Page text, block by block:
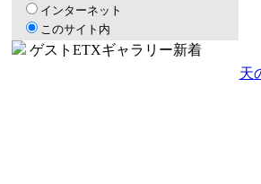
インターネット
このサイト内
ゲストETXギャラリー新着
天